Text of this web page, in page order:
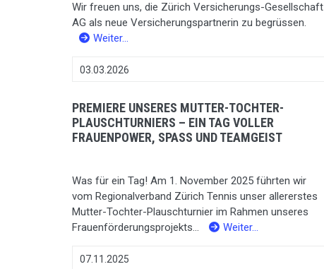
Wir freuen uns, die Zürich Versicherungs-Gesellschaft
AG als neue Versicherungspartnerin zu begrüssen.
Weiter…
03.03.2026
PREMIERE UNSERES MUTTER-TOCHTER-
PLAUSCHTURNIERS – EIN TAG VOLLER
FRAUENPOWER, SPASS UND TEAMGEIST
Was für ein Tag! Am 1. November 2025 führten wir
vom Regionalverband Zürich Tennis unser allererstes
Mutter-Tochter-Plauschturnier im Rahmen unseres
Frauenförderungsprojekts...
Weiter…
07.11.2025